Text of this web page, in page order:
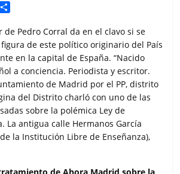
m
p
a
r
i
r
de Pedro Corral da en el clavo si se
de este político originario del País
en la capital de España. “Nacido
a conciencia. Periodista y escritor.
de Madrid por el PP, distrito
del Distrito charló con uno de las
sobre la polémica Ley de
La antigua calle Hermanos García
la Institución Libre de Enseñanza),